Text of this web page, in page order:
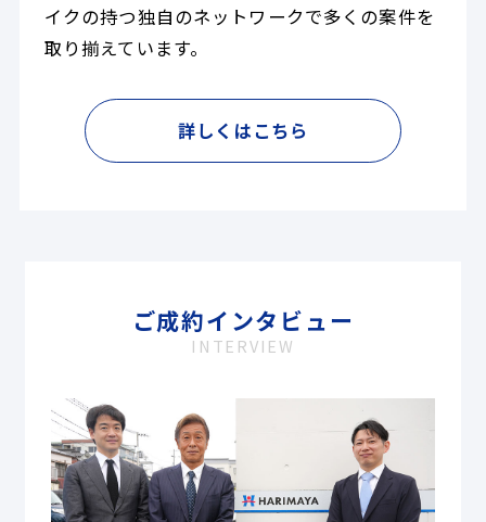
イクの持つ独自のネットワークで多くの案件を
取り揃えています。
詳しくはこちら
ご成約インタビュー
INTERVIEW